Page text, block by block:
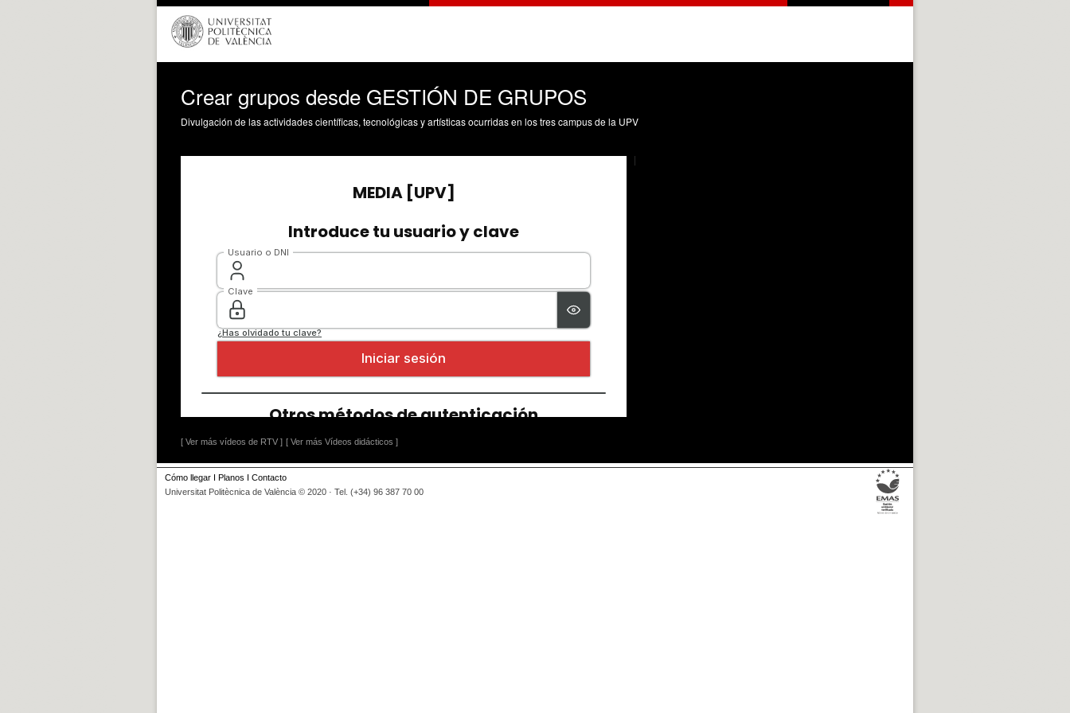
Crear grupos desde GESTIÓN DE GRUPOS
Divulgación de las actividades científicas, tecnológicas y artísticas ocurridas en los tres campus de la UPV
[ Ver más vídeos de RTV ] [ Ver más Vídeos didácticos ]
Cómo llegar I Planos I Contacto
Universitat Politècnica de València © 2020 · Tel. (+34) 96 387 70 00